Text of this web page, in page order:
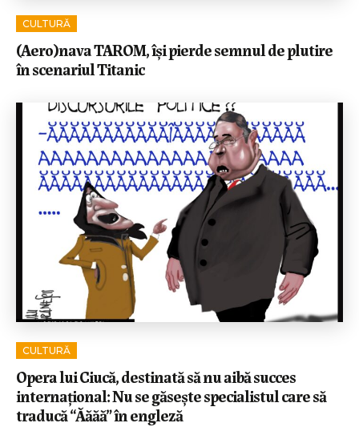
CULTURĂ
(Aero)nava TAROM, își pierde semnul de plutire
în scenariul Titanic
CULTURĂ
Opera lui Ciucă, destinată să nu aibă succes
internațional: Nu se găsește specialistul care să
traducă “Ăăăă” în engleză